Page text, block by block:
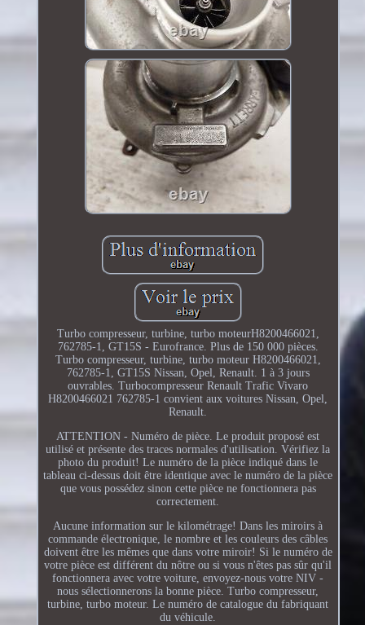
Turbo compresseur, turbine, turbo moteurH8200466021,
762785-1, GT15S - Eurofrance. Plus de 150 000 pièces.
Turbo compresseur, turbine, turbo moteur H8200466021,
762785-1, GT15S Nissan, Opel, Renault. 1 à 3 jours
ouvrables. Turbocompresseur Renault Trafic Vivaro
H8200466021 762785-1 convient aux voitures Nissan, Opel,
Renault.
ATTENTION - Numéro de pièce. Le produit proposé est
utilisé et présente des traces normales d'utilisation. Vérifiez la
photo du produit! Le numéro de la pièce indiqué dans le
tableau ci-dessus doit être identique avec le numéro de la pièce
que vous possédez sinon cette pièce ne fonctionnera pas
correctement.
Aucune information sur le kilométrage! Dans les miroirs à
commande électronique, le nombre et les couleurs des câbles
doivent être les mêmes que dans votre miroir! Si le numéro de
votre pièce est différent du nôtre ou si vous n'êtes pas sûr qu'il
fonctionnera avec votre voiture, envoyez-nous votre NIV -
nous sélectionnerons la bonne pièce. Turbo compresseur,
turbine, turbo moteur. Le numéro de catalogue du fabriquant
du véhicule.